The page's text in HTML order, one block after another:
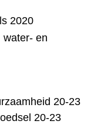
2020
water- en
20-23
20-23